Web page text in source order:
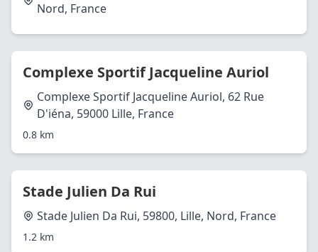
Nord, France
Complexe Sportif Jacqueline Auriol
Complexe Sportif Jacqueline Auriol, 62 Rue
D'iéna, 59000 Lille, France
0.8 km
Stade Julien Da Rui
Stade Julien Da Rui, 59800, Lille, Nord, France
1.2 km